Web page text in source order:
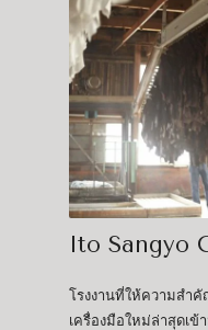
Ito Sangyo
โรงงานที่ให้ความสำ
เครื่องมือใหม่ล่าสุดเ